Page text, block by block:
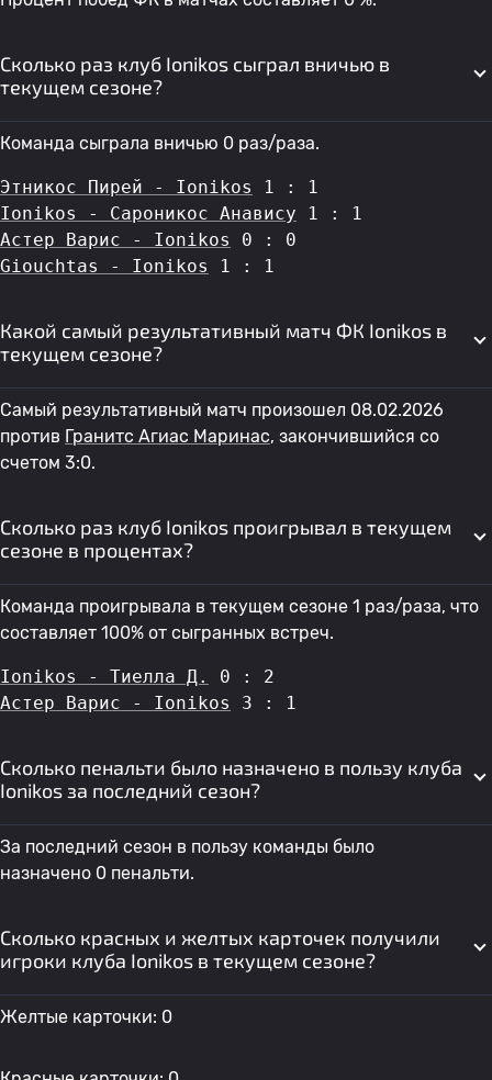
Сколько раз клуб Ionikos сыграл вничью в
текущем сезоне?
Команда сыграла вничью 0 раз/раза.
Этникос Пирей - Ionikos
1 : 1
Ionikos - Сароникос Анавису 1 : 1
Астер Варис - Ionikos
0 : 0
Giouchtas - Ionikos
1 : 1
Какой самый результативный матч ФК Ionikos в
текущем сезоне?
Самый результативный матч произошел 08.02.2026
против Гранитс Агиас Маринас, закончившийся со
счетом 3:0.
Сколько раз клуб Ionikos проигрывал в текущем
сезоне в процентах?
Команда проигрывала в текущем сезоне 1 раз/раза, что
составляет 100% от сыгранных встреч.
Ionikos - Тиелла Д.
0 : 2
Астер Варис - Ionikos
3 : 1
Сколько пенальти было назначено в пользу клуба
Ionikos за последний сезон?
За последний сезон в пользу команды было
назначено 0 пенальти.
Сколько красных и желтых карточек получили
игроки клуба Ionikos в текущем сезоне?
Желтые карточки: 0